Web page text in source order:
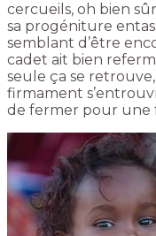
cercueils, oh bien
sa progéniture
semblant d’être
cadet ait bien
seule ça se
firmament
de fermer pour une